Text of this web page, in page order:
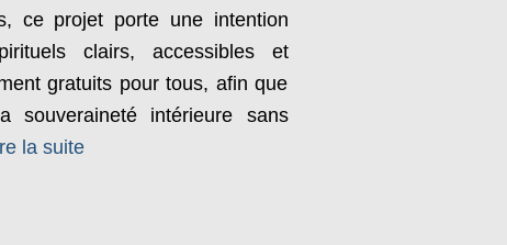
ce projet porte une intention
clairs, accessibles et
gratuits pour tous, afin que
souveraineté intérieure sans
la suite